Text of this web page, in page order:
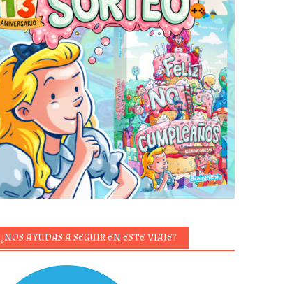
¿NOS AYUDAS A SEGUIR EN ESTE VIAJE?